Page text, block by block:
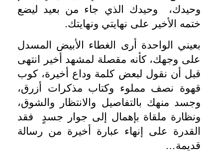
وحيدك، وحيدك الذي جاء من بعيد ليضع
ختمه الأخير على نهايتي ونهايتك.
بعيني الواحدة أرى الغطاء الأبيض المسدل
على وجهك، كأنه مقصلة لمشهد أخير انتهى
قبل أن نقول لبعض كلمة وداع أخيرة، كوب
قهوة نصف مملوء وكتاب مذكرات أزرق،
وجسد منهك بالتفاصيل والانتظار والشوق،
ونظارة ملقاة بإهمال إلى جوار جسدٍ فقد
القدرة على إنهاء عبارة أخيرة من رسالة
قديمة…